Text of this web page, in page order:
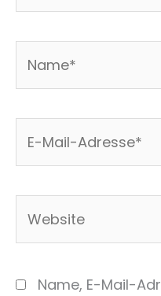
Name, E-Mail-